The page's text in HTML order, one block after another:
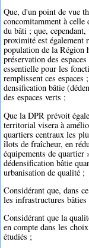
Que, d'un point de vue
concomitamment à celle
du bâti ; que, cependant,
proximité est également
population de la Région
préservation des
essentielle pour les
remplissent ces
densification bâtie
des espaces verts ;
Que la DPR prévoit
territorial visera à
quartiers centraux les
îlots de fraîcheur, en
équipements de quartier
dédensification bâtie
urbanisation de qualité ;
Considérant que, dans
les infrastructures
Considérant que la
en compte dans les
étudiés ;